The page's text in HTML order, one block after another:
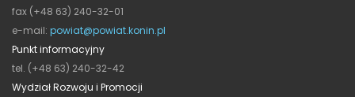
fax (+48 63) 240-32-01
e-mail: powiat@powiat.konin.pl
Punkt informacyjny
tel. (+48 63) 240-32-42
Wydział Rozwoju i Promocji